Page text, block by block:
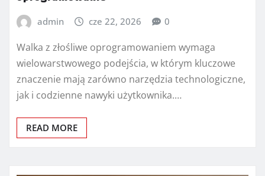
admin cze 22, 2026 0
Walka z złośliwe oprogramowaniem wymaga
wielowarstwowego podejścia, w którym kluczowe
znaczenie mają zarówno narzędzia technologiczne,
jak i codzienne nawyki użytkownika.…
READ MORE